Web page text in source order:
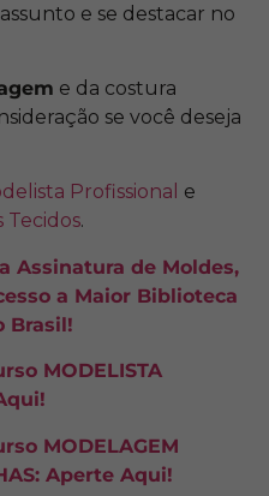
e se destacar no
e da costura
se você deseja
Profissional e
Tecidos.
Assinatura de Moldes,
a Maior Biblioteca
Brasil!
MODELISTA
MODELAGEM
Aperte Aqui!